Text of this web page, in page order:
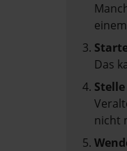
Das
nicht